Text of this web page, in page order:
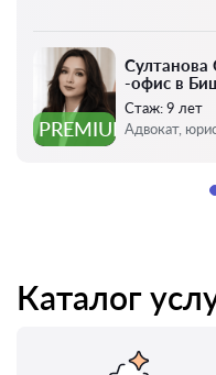
PREMIUM
Султанова
-офис в
Стаж:9 лет
Адвокат,
Каталог